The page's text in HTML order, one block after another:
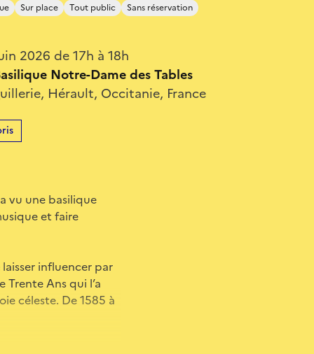
Sur place Tout public Sans réservation
2026 de 17h à 18h
Notre-Dame des Tables
Hérault, Occitanie, France
vu une basilique
et faire
influencer par
Trente Ans qui l’a
céleste. De 1585 à